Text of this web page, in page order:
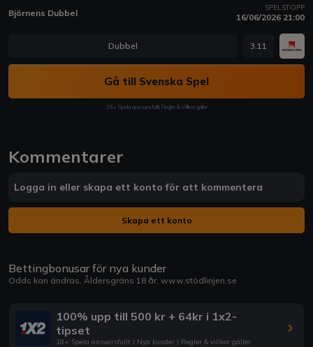
Björnens Dubbel SPELSTOPP
16/06/2026 21:00
Dubbel 3.11
Gå till Svenska Spel
18+ Spela ansvarsfullt Regler & Villkor gäller
Kommentarer
Logga in eller skapa ett konto för att kommentera
Skapa ett konto
Bettingbonusar för nya kunder
Odds kan ändras. Åldersgräns 18 år. www.stödlinjen.se
100% upp till 500 kr + 64kr i 1x2-
tipset
18+ Spela ansvarsfullt | Nya kunder | Regler & villkor gäller